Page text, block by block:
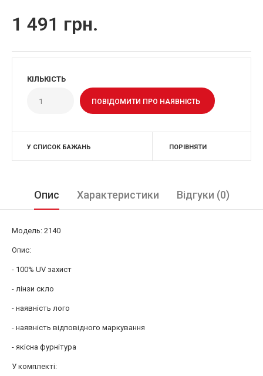
1 491 грн.
КІЛЬКІСТЬ
ПОВІДОМИТИ ПРО НАЯВНІСТЬ
У СПИСОК БАЖАНЬ ПОРІВНЯТИ
Опис Характеристики Відгуки (0)
Модель: 2140
Опис:
- 100% UV захист
- лінзи скло
- наявність лого
- наявність відповідного маркування
- якісна фурнітура
У комплекті: